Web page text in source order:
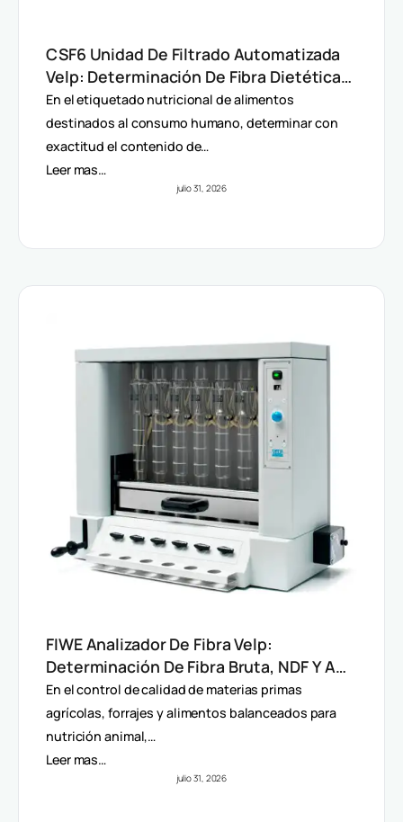
CSF6 Unidad De Filtrado Automatizada
Velp: Determinación De Fibra Dietética
(AOAC)
En el etiquetado nutricional de alimentos
destinados al consumo humano, determinar con
exactitud el contenido de…
Leer mas…
julio 31, 2026
FIWE Analizador De Fibra Velp:
Determinación De Fibra Bruta, NDF Y ADF
En Alimentos Y Piensos
En el control de calidad de materias primas
agrícolas, forrajes y alimentos balanceados para
nutrición animal,…
Leer mas…
julio 31, 2026